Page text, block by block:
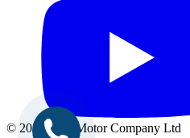
© 2026 Ford Motor Company Ltd